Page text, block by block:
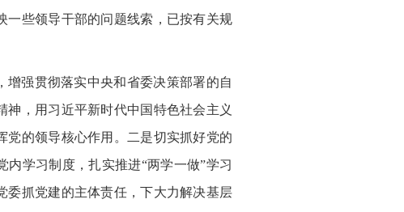
一些领导干部的问题线索，已按有关规
强贯彻落实中央和省委决策部署的自
，用习近平新时代中国特色社会主义
党的领导核心作用。二是切实抓好党的
学习制度，扎实推进“两学一做”学习
委抓党建的主体责任，下大力解决基层